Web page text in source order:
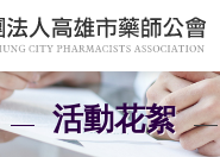
活動花絮